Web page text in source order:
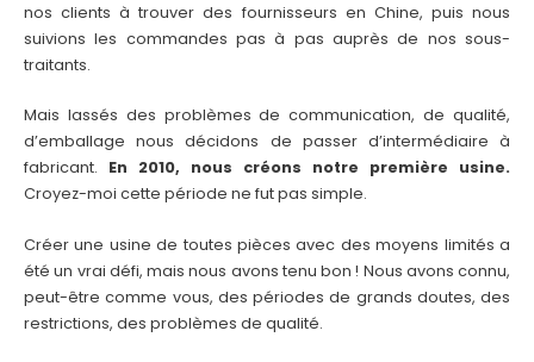
nos clients à trouver des fournisseurs en Chine, puis nous
suivions les commandes pas à pas auprès de nos sous-
traitants.
Mais lassés des problèmes de communication, de qualité,
d’emballage nous décidons de passer d’intermédiaire à
fabricant. En 2010, nous créons notre première usine.
Croyez-moi cette période ne fut pas simple.
Créer une usine de toutes pièces avec des moyens limités a
été un vrai défi, mais nous avons tenu bon ! Nous avons connu,
peut-être comme vous, des périodes de grands doutes, des
restrictions, des problèmes de qualité.